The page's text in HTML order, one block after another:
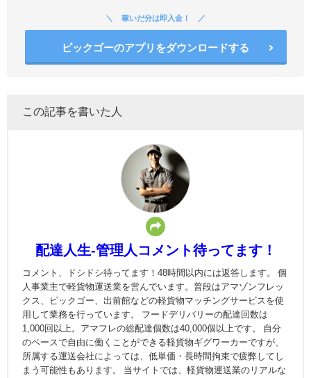
稼いだ分は即入金！
ピックゴーのアプリをダウンロードする
この記事を書いた人
配達人生-管理人コメント待ってます！
コメント、ドシドシ待ってます！48時間以内には返答します。 個
人事業主で軽貨物運送業を営んでいます。普段はアマゾンフレッ
クス、ピックゴー、出前館などの軽貨物マッチングサービスを使
用して業務を行っています。 フードデリバリーの配達回数は
1,000回以上。アマフレの総配達個数は40,000個以上です。 自分
のペースで自由に働くことができる軽貨物ギグワーカーですが、
所属する運送会社によっては、低単価・長時間拘束で疲弊してし
まう可能性もあります。 当サイトでは、軽貨物運送業のリアルな